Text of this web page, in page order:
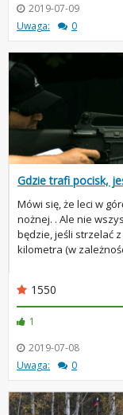
2019-07-09
Uwaga:
0
Gdzie trafi pocisk,
Mówi się, że leci w
nożnej. . Ale nie
będzie, jeśli strzelać
kilometra (w
1550
1
2019-07-08
Uwaga:
0